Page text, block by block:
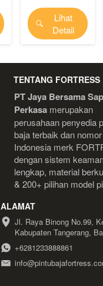
`
Lihat
Detail
TENTANG FORTRESS
PT Jaya Bersama
Perkasa merupakan
perusahaan penyedia
baja terbaik dan
Indonesia
dengan sistem
lengkap, material
& 200+ pilihan model
ALAMAT
Jl. Raya Binong No.99,
Kabupaten Tangerang,
+6281233888861